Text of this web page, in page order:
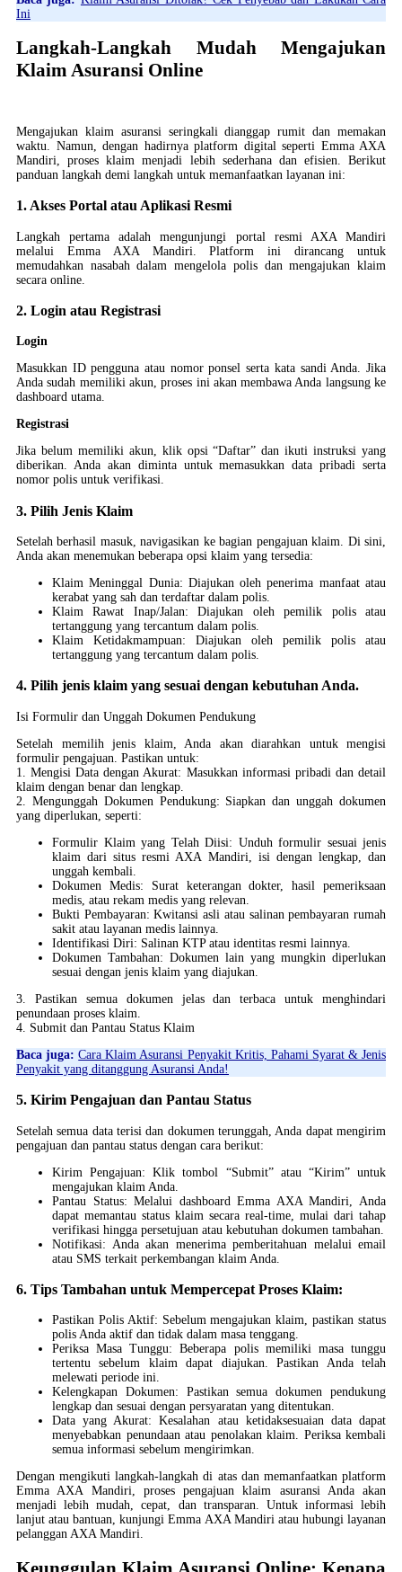
Ini
Langkah-Langkah Mudah Mengajukan
Klaim Asuransi Online
Mengajukan klaim asuransi seringkali dianggap rumit dan memakan
waktu. Namun, dengan hadirnya platform digital seperti Emma AXA
Mandiri, proses klaim menjadi lebih sederhana dan efisien. Berikut
panduan langkah demi langkah untuk memanfaatkan layanan ini:
1. Akses Portal atau Aplikasi Resmi
Langkah pertama adalah mengunjungi portal resmi AXA Mandiri
melalui Emma AXA Mandiri. Platform ini dirancang untuk
memudahkan nasabah dalam mengelola polis dan mengajukan klaim
secara online.
2. Login atau Registrasi
Login
Masukkan ID pengguna atau nomor ponsel serta kata sandi Anda. Jika
Anda sudah memiliki akun, proses ini akan membawa Anda langsung ke
dashboard utama.
Registrasi
Jika belum memiliki akun, klik opsi “Daftar” dan ikuti instruksi yang
diberikan. Anda akan diminta untuk memasukkan data pribadi serta
nomor polis untuk verifikasi.
3. Pilih Jenis Klaim
Setelah berhasil masuk, navigasikan ke bagian pengajuan klaim. Di sini,
Anda akan menemukan beberapa opsi klaim yang tersedia:
Klaim Meninggal Dunia: Diajukan oleh penerima manfaat atau
kerabat yang sah dan terdaftar dalam polis.
Klaim Rawat Inap/Jalan: Diajukan oleh pemilik polis atau
tertanggung yang tercantum dalam polis.
Klaim Ketidakmampuan: Diajukan oleh pemilik polis atau
tertanggung yang tercantum dalam polis.
4. Pilih jenis klaim yang sesuai dengan kebutuhan Anda.
Isi Formulir dan Unggah Dokumen Pendukung
Setelah memilih jenis klaim, Anda akan diarahkan untuk mengisi
formulir pengajuan. Pastikan untuk:
1. Mengisi Data dengan Akurat: Masukkan informasi pribadi dan detail
klaim dengan benar dan lengkap.
2. Mengunggah Dokumen Pendukung: Siapkan dan unggah dokumen
yang diperlukan, seperti:
Formulir Klaim yang Telah Diisi: Unduh formulir sesuai jenis
klaim dari situs resmi AXA Mandiri, isi dengan lengkap, dan
unggah kembali.
Dokumen Medis: Surat keterangan dokter, hasil pemeriksaan
medis, atau rekam medis yang relevan.
Bukti Pembayaran: Kwitansi asli atau salinan pembayaran rumah
sakit atau layanan medis lainnya.
Identifikasi Diri: Salinan KTP atau identitas resmi lainnya.
Dokumen Tambahan: Dokumen lain yang mungkin diperlukan
sesuai dengan jenis klaim yang diajukan.
3. Pastikan semua dokumen jelas dan terbaca untuk menghindari
penundaan proses klaim.
4. Submit dan Pantau Status Klaim
Baca juga: Cara Klaim Asuransi Penyakit Kritis, Pahami Syarat & Jenis
Penyakit yang ditanggung Asuransi Anda!
5. Kirim Pengajuan dan Pantau Status
Setelah semua data terisi dan dokumen terunggah, Anda dapat mengirim
pengajuan dan pantau status dengan cara berikut:
Kirim Pengajuan: Klik tombol “Submit” atau “Kirim” untuk
mengajukan klaim Anda.
Pantau Status: Melalui dashboard Emma AXA Mandiri, Anda
dapat memantau status klaim secara real-time, mulai dari tahap
verifikasi hingga persetujuan atau kebutuhan dokumen tambahan.
Notifikasi: Anda akan menerima pemberitahuan melalui email
atau SMS terkait perkembangan klaim Anda.
6. Tips Tambahan untuk Mempercepat Proses Klaim:
Pastikan Polis Aktif: Sebelum mengajukan klaim, pastikan status
polis Anda aktif dan tidak dalam masa tenggang.
Periksa Masa Tunggu: Beberapa polis memiliki masa tunggu
tertentu sebelum klaim dapat diajukan. Pastikan Anda telah
melewati periode ini.
Kelengkapan Dokumen: Pastikan semua dokumen pendukung
lengkap dan sesuai dengan persyaratan yang ditentukan.
Data yang Akurat: Kesalahan atau ketidaksesuaian data dapat
menyebabkan penundaan atau penolakan klaim. Periksa kembali
semua informasi sebelum mengirimkan.
Dengan mengikuti langkah-langkah di atas dan memanfaatkan platform
Emma AXA Mandiri, proses pengajuan klaim asuransi Anda akan
menjadi lebih mudah, cepat, dan transparan. Untuk informasi lebih
lanjut atau bantuan, kunjungi Emma AXA Mandiri atau hubungi layanan
pelanggan AXA Mandiri.